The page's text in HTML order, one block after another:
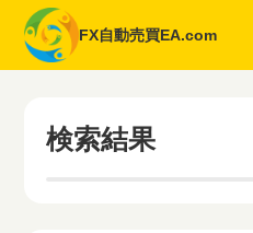
FX自動売買EA.com
検索結果